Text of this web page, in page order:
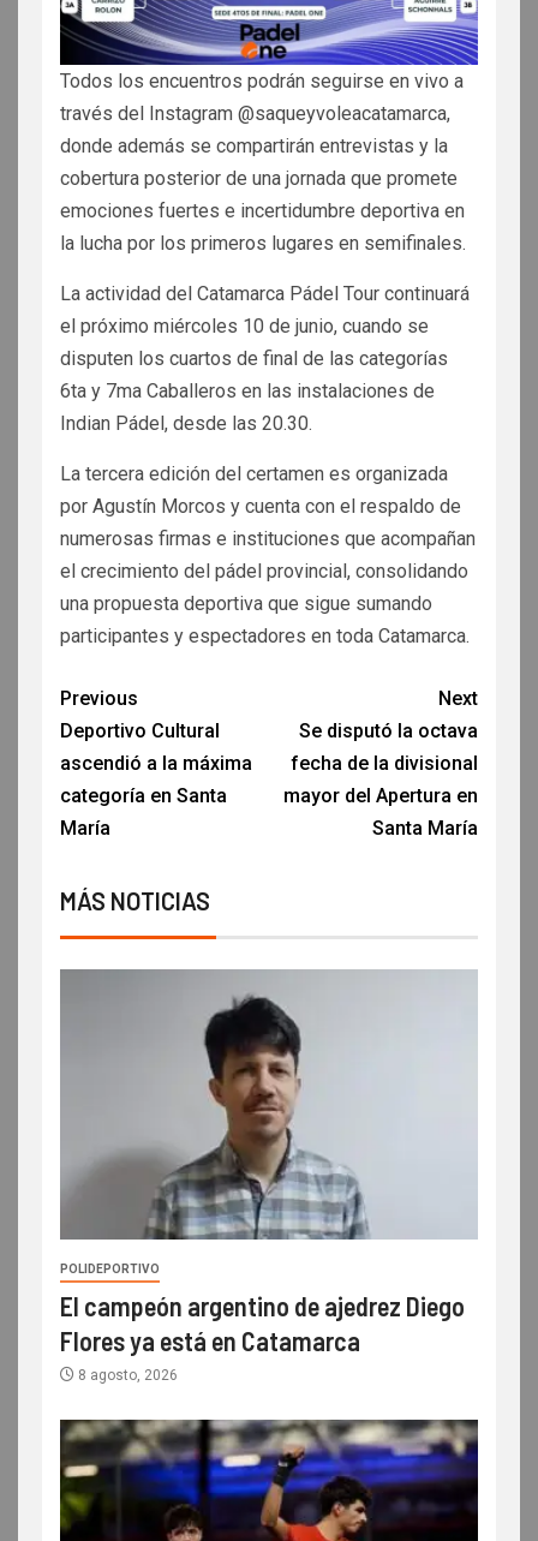
Todos los encuentros podrán seguirse en vivo a
través del Instagram @saqueyvoleacatamarca,
donde además se compartirán entrevistas y la
cobertura posterior de una jornada que promete
emociones fuertes e incertidumbre deportiva en
la lucha por los primeros lugares en semifinales.
La actividad del Catamarca Pádel Tour continuará
el próximo miércoles 10 de junio, cuando se
disputen los cuartos de final de las categorías
6ta y 7ma Caballeros en las instalaciones de
Indian Pádel, desde las 20.30.
La tercera edición del certamen es organizada
por Agustín Morcos y cuenta con el respaldo de
numerosas firmas e instituciones que acompañan
el crecimiento del pádel provincial, consolidando
una propuesta deportiva que sigue sumando
participantes y espectadores en toda Catamarca.
Previous
Deportivo Cultural
ascendió a la máxima
categoría en Santa
María
Next
Se disputó la octava
fecha de la divisional
mayor del Apertura en
Santa María
MÁS NOTICIAS
POLIDEPORTIVO
El campeón argentino de ajedrez Diego
Flores ya está en Catamarca
8 agosto, 2026